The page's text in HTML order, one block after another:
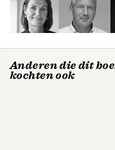
Anderen die dit
kochten ook